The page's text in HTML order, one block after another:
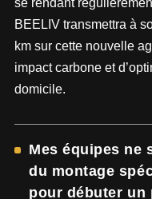
se rendant
BEELIV transmettra à
km sur cette nouvelle
impact carbone et
domicile.
Mes équipes ne
du montage
pour débuter un